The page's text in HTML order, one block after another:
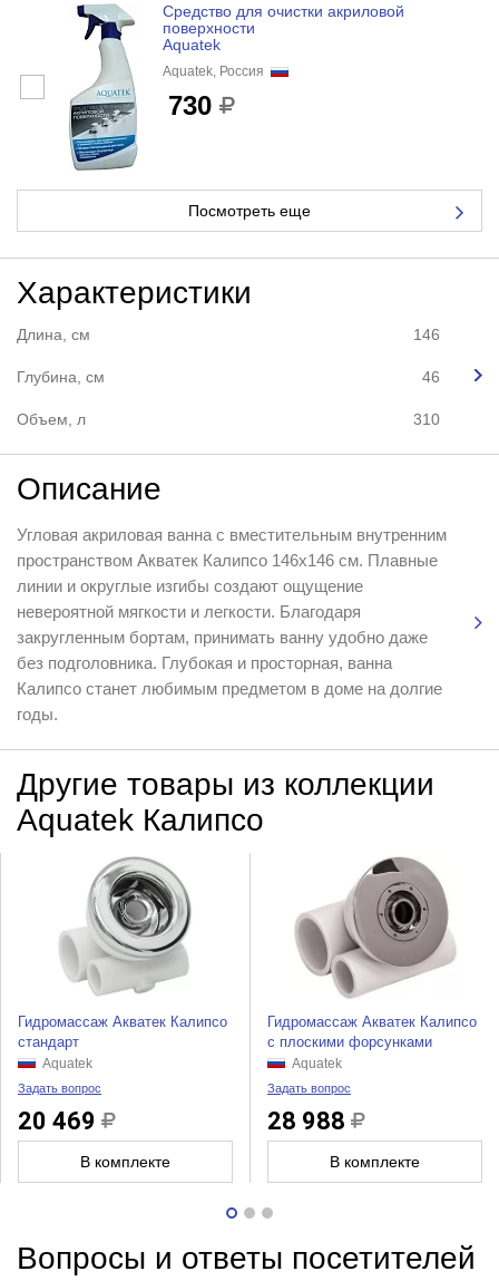
Средство для очистки акриловой
поверхности
Aquatek
Aquatek, Россия
730
Посмотреть еще
Характеристики
Длина, см 146
Глубина, см 46
Объем, л 310
Описание
Угловая акриловая ванна с вместительным внутренним
пространством Акватек Калипсо 146х146 см. Плавные
линии и округлые изгибы создают ощущение
невероятной мягкости и легкости. Благодаря
закругленным бортам, принимать ванну удобно даже
без подголовника. Глубокая и просторная, ванна
Калипсо станет любимым предметом в доме на долгие
годы.
Другие товары из коллекции
Aquatek Калипсо
Гидромассаж Акватек Калипсо
стандарт
Aquatek
Задать вопрос
20 469
В комплекте
Гидромассаж Акватек Калипсо
с плоскими форсунками
Aquatek
Задать вопрос
28 988
В комплекте
Вопросы и ответы посетителей